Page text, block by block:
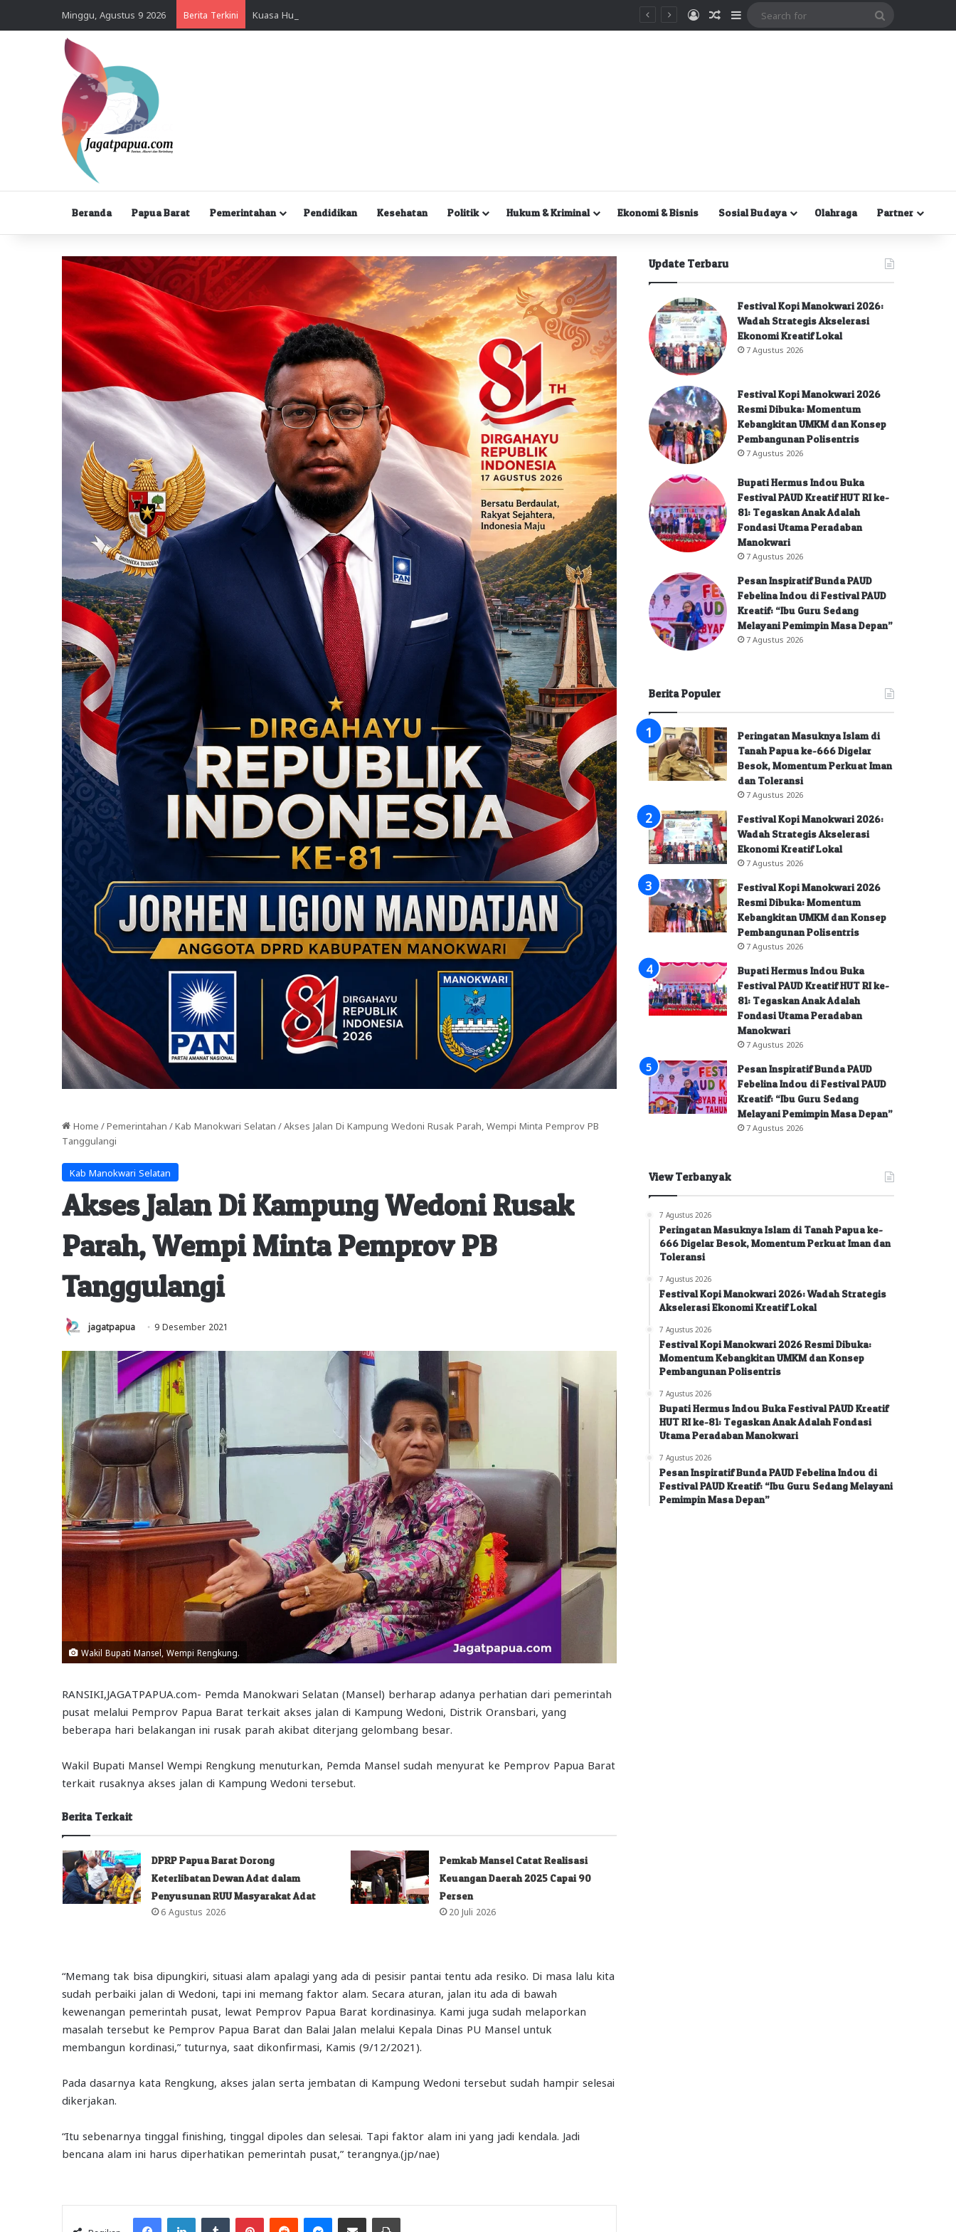
Minggu, Agustus 9 2026 Berita Terkini MasukRandom Article
Sidebar
Beranda Papua Barat Pemerintahan Pendidikan Kesehatan Politik Hukum & Kriminal Ekonomi & Bisnis Sosial Budaya Olahraga Partner
Home / Pemerintahan / Kab Manokwari Selatan / Akses Jalan Di Kampung Wedoni Rusak Parah, Wempi Minta Pemprov PB
Tanggulangi
Kab Manokwari Selatan
Akses Jalan Di Kampung Wedoni Rusak
Parah, Wempi Minta Pemprov PB
Tanggulangi
jagatpapua 9 Desember 2021
Wakil Bupati Mansel, Wempi Rengkung.
RANSIKI,JAGATPAPUA.com- Pemda Manokwari Selatan (Mansel) berharap adanya perhatian dari pemerintah
pusat melalui Pemprov Papua Barat terkait akses jalan di Kampung Wedoni, Distrik Oransbari, yang
beberapa hari belakangan ini rusak parah akibat diterjang gelombang besar.
Wakil Bupati Mansel Wempi Rengkung menuturkan, Pemda Mansel sudah menyurat ke Pemprov Papua Barat
terkait rusaknya akses jalan di Kampung Wedoni tersebut.
Berita Terkait
DPRP Papua Barat Dorong
Keterlibatan Dewan Adat dalam
Penyusunan RUU Masyarakat Adat
6 Agustus 2026
Pemkab Mansel Catat Realisasi
Keuangan Daerah 2025 Capai 90
Persen
20 Juli 2026
“Memang tak bisa dipungkiri, situasi alam apalagi yang ada di pesisir pantai tentu ada resiko. Di masa lalu kita
sudah perbaiki jalan di Wedoni, tapi ini memang faktor alam. Secara aturan, jalan itu ada di bawah
kewenangan pemerintah pusat, lewat Pemprov Papua Barat kordinasinya. Kami juga sudah melaporkan
masalah tersebut ke Pemprov Papua Barat dan Balai Jalan melalui Kepala Dinas PU Mansel untuk
membangun kordinasi,” tuturnya, saat dikonfirmasi, Kamis (9/12/2021).
Pada dasarnya kata Rengkung, akses jalan serta jembatan di Kampung Wedoni tersebut sudah hampir selesai
dikerjakan.
“Itu sebenarnya tinggal finishing, tinggal dipoles dan selesai. Tapi faktor alam ini yang jadi kendala. Jadi
bencana alam ini harus diperhatikan pemerintah pusat,” terangnya.(jp/nae)
FacebookLinkedInTumblr PinterestReddit Messenger
Share via Email Print
Update Terbaru
Festival Kopi Manokwari 2026:
Wadah Strategis Akselerasi
Ekonomi Kreatif Lokal
7 Agustus 2026
Festival Kopi Manokwari 2026
Resmi Dibuka: Momentum
Kebangkitan UMKM dan Konsep
Pembangunan Polisentris
7 Agustus 2026
Bupati Hermus Indou Buka
Festival PAUD Kreatif HUT RI ke-
81: Tegaskan Anak Adalah
Fondasi Utama Peradaban
Manokwari
7 Agustus 2026
Pesan Inspiratif Bunda PAUD
Febelina Indou di Festival PAUD
Kreatif: “Ibu Guru Sedang
Melayani Pemimpin Masa Depan”
7 Agustus 2026
Berita Populer
Peringatan Masuknya Islam di
Tanah Papua ke-666 Digelar
Besok, Momentum Perkuat Iman
dan Toleransi
7 Agustus 2026
Festival Kopi Manokwari 2026:
Wadah Strategis Akselerasi
Ekonomi Kreatif Lokal
7 Agustus 2026
Festival Kopi Manokwari 2026
Resmi Dibuka: Momentum
Kebangkitan UMKM dan Konsep
Pembangunan Polisentris
7 Agustus 2026
Bupati Hermus Indou Buka
Festival PAUD Kreatif HUT RI ke-
81: Tegaskan Anak Adalah
Fondasi Utama Peradaban
Manokwari
7 Agustus 2026
Pesan Inspiratif Bunda PAUD
Febelina Indou di Festival PAUD
Kreatif: “Ibu Guru Sedang
Melayani Pemimpin Masa Depan”
7 Agustus 2026
View Terbanyak
7 Agustus 2026
Peringatan Masuknya Islam di Tanah Papua ke-
666 Digelar Besok, Momentum Perkuat Iman dan
Toleransi
7 Agustus 2026
Festival Kopi Manokwari 2026: Wadah Strategis
Akselerasi Ekonomi Kreatif Lokal
7 Agustus 2026
Festival Kopi Manokwari 2026 Resmi Dibuka:
Momentum Kebangkitan UMKM dan Konsep
Pembangunan Polisentris
7 Agustus 2026
Bupati Hermus Indou Buka Festival PAUD Kreatif
HUT RI ke-81: Tegaskan Anak Adalah Fondasi
Utama Peradaban Manokwari
7 Agustus 2026
Pesan Inspiratif Bunda PAUD Febelina Indou di
Festival PAUD Kreatif: “Ibu Guru Sedang Melayani
Pemimpin Masa Depan”